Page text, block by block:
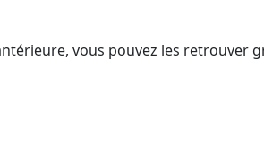
vous pouvez les retrouver